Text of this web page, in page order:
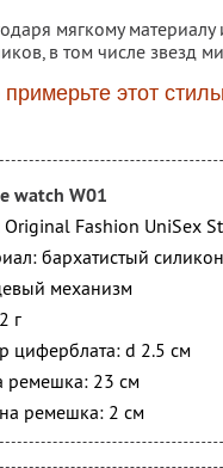
мягкому
в том числе звезд
этот
watch W01
Original Fashion UniSex
бархатистый силикон
механизм
г
циферблата: d 2.5 см
ремешка: 23 см
ремешка: 2 см